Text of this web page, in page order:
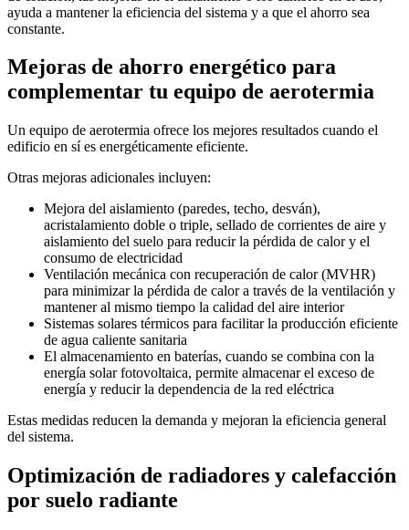
ayuda a mantener la eficiencia del sistema y a que el ahorro sea
constante.
Mejoras de ahorro energético para
complementar tu equipo de aerotermia
Un equipo de aerotermia ofrece los mejores resultados cuando el
edificio en sí es energéticamente eficiente.
Otras mejoras adicionales incluyen:
Mejora del aislamiento (paredes, techo, desván),
acristalamiento doble o triple, sellado de corrientes de aire y
aislamiento del suelo para reducir la pérdida de calor y el
consumo de electricidad
Ventilación mecánica con recuperación de calor (MVHR)
para minimizar la pérdida de calor a través de la ventilación y
mantener al mismo tiempo la calidad del aire interior
Sistemas solares térmicos para facilitar la producción eficiente
de agua caliente sanitaria
El almacenamiento en baterías, cuando se combina con la
energía solar fotovoltaica, permite almacenar el exceso de
energía y reducir la dependencia de la red eléctrica
Estas medidas reducen la demanda y mejoran la eficiencia general
del sistema.
Optimización de radiadores y calefacción
por suelo radiante